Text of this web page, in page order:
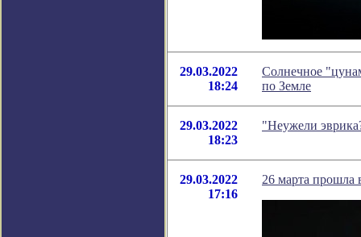
29.03.2022
18:24
Солнечное
по Земле
29.03.2022
18:23
"Неужели
29.03.2022
17:16
26 марта прошла